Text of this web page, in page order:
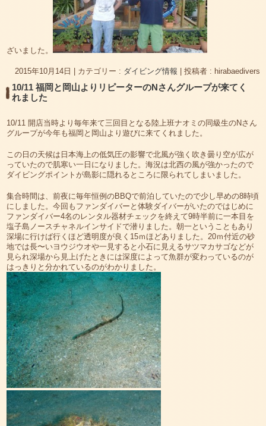
ざいました。
2015年10月14日 カテゴリー : ダイビング情報 投稿者 : hirabaedivers
10/11 福岡と岡山よりリピーターのNさんグループが来てく
れました
10/11 開店当時より毎年来て三回目となる陸上班ナオミの同級生のNさん
グループが今年も福岡と岡山より遊びに来てくれました。
この日の天候は日本海上の低気圧の影響で北風が強く吹き曇り空が広が
っていたので肌寒い一日になりました。海況は北西の風が強かったので
ダイビングポイントが島影に隠れるところに限られてしまいました。
集合時間は、前夜に毎年恒例のBBQで前泊していたので少し早めの8時頃
にしました。今回もファンダイバーと体験ダイバーがいたのではじめに
ファンダイバー4名のレンタル器材チェックを終えて9時半前に一本目を
塩子島ノースチャネルインサイドで潜りました。朝一ということもあり
深場に行けば行くほど透明度が良く15ｍほどありました。20ｍ付近の砂
地では長〜いヨウジウオや一見すると小石に見えるサツマカサゴなどが
見られ深場から見上げたときには深度によって魚群が変わっているのが
はっきりと分かれているのがわかりました。